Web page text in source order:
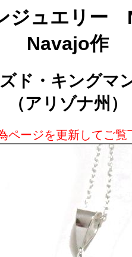
ジュエリー
Navajo作
ド・キングマ
（アリゾナ州）
ページを更新してご